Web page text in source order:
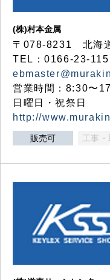
(株)村本金属
〒078-8231 北海
TEL：0166-23-
営業時間：8:30〜
日曜日・祝祭日
http://
販売可 工事